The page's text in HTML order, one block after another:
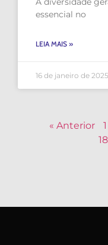
essencial no
LEIA MAIS »
16 de janeiro de 2025
« Anterior 1
18